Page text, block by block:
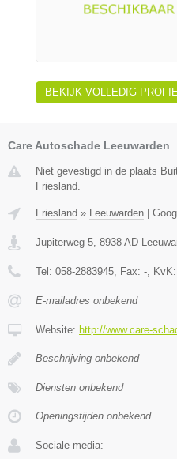
BEKIJK VOLLEDIG
Care Autoschade Leeuwarden
Niet gevestigd in de plaats
Friesland.
Friesland » Leeuwarden
Jupiterweg 5, 8938 AD
Tel: 058-2883945, Fax: -, KvK:
E-mailadres onbekend
Website: http://www.care-
Beschrijving onbekend
Diensten onbekend
Openingstijden onbekend
Sociale media: